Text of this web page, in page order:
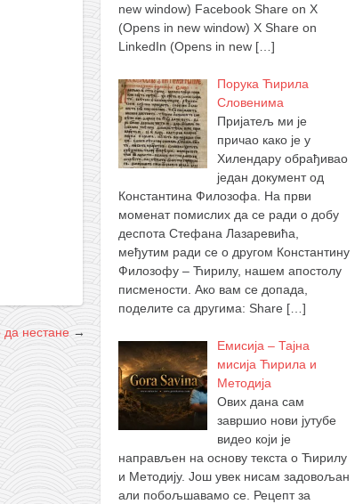
да нестане →
new window) Facebook Share on X
(Opens in new window) X Share on
LinkedIn (Opens in new […]
Порука Ћирила
Словенима
Пријатељ ми је
причао како је у
Хилендару обрађивао
један документ од
Константина Филозофа. На први
моменат помислих да се ради о добу
деспота Стефана Лазаревића,
међутим ради се о другом Константину
Филозофу – Ћирилу, нашем апостолу
писмености. Ако вам се допада,
поделите са другима: Share […]
Емисија – Тајна
мисија Ћирила и
Методија
Ових дана сам
завршио нови јутубе
видео који је
направљен на основу текста о Ћирилу
и Методију. Још увек нисам задовољан
али побољшавамо се. Рецепт за